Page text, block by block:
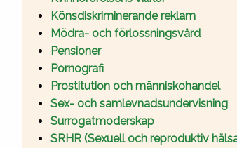
Könsdiskriminerande reklam
Mödra- och förlossningsvård
Pensioner
Pornografi
Prostitution och människohandel
Sex- och samlevnadsundervisning
Surrogatmoderskap
SRHR (Sexuell och reproduktiv